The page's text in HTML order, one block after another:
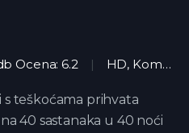
Ocena: 6.2 HD, Komedija
s teškoćama prihvata
40 sastanaka u 40 noći